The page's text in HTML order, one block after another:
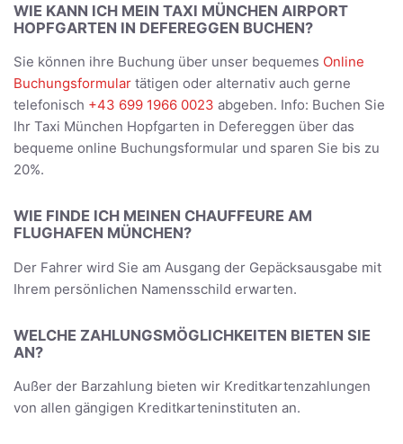
WIE KANN ICH MEIN TAXI MÜNCHEN AIRPORT
HOPFGARTEN IN DEFEREGGEN BUCHEN?
Sie können ihre Buchung über unser bequemes Online
Buchungsformular tätigen oder alternativ auch gerne
telefonisch +43 699 1966 0023 abgeben. Info: Buchen Sie
Ihr Taxi München Hopfgarten in Defereggen über das
bequeme online Buchungsformular und sparen Sie bis zu
20%.
WIE FINDE ICH MEINEN CHAUFFEURE AM
FLUGHAFEN MÜNCHEN?
Der Fahrer wird Sie am Ausgang der Gepäcksausgabe mit
Ihrem persönlichen Namensschild erwarten.
WELCHE ZAHLUNGSMÖGLICHKEITEN BIETEN SIE
AN?
Außer der Barzahlung bieten wir Kreditkartenzahlungen
von allen gängigen Kreditkarteninstituten an.